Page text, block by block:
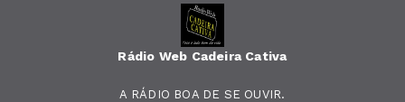
Rádio Web Cadeira Cativa
A RÁDIO BOA DE SE OUVIR.